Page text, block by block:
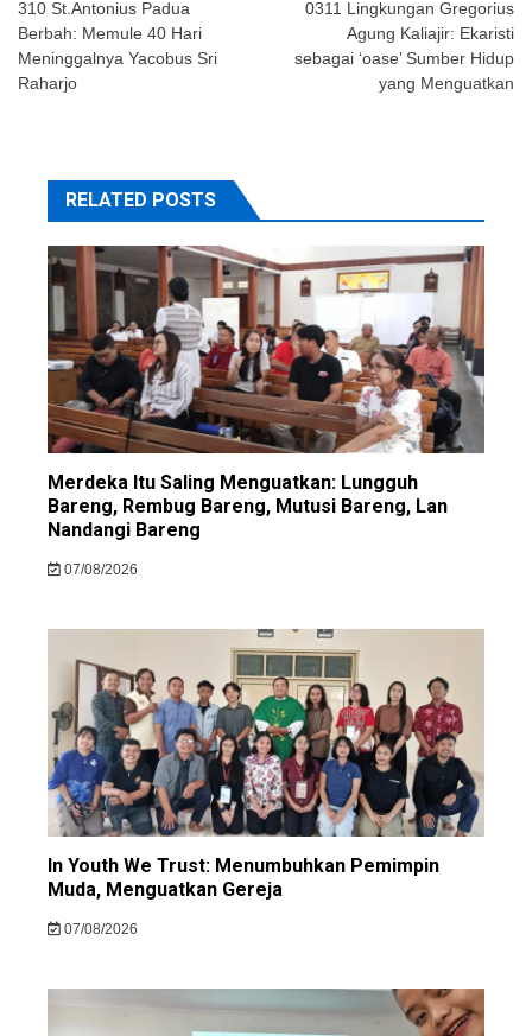
navigation
310 St.Antonius Padua
Berbah: Memule 40 Hari
Meninggalnya Yacobus Sri
Raharjo
0311 Lingkungan Gregorius
Agung Kaliajir: Ekaristi
sebagai ‘oase’ Sumber Hidup
yang Menguatkan
RELATED POSTS
Merdeka Itu Saling Menguatkan: Lungguh
Bareng, Rembug Bareng, Mutusi Bareng, Lan
Nandangi Bareng
07/08/2026
In Youth We Trust: Menumbuhkan Pemimpin
Muda, Menguatkan Gereja
07/08/2026